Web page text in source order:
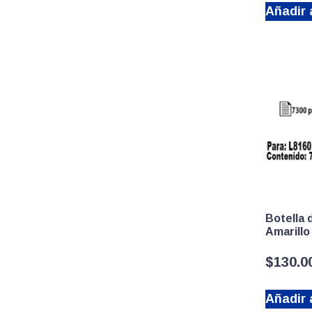
Añadir
Botella
Amarillo
$
Añadir